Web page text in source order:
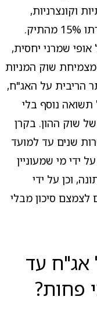
וקונצרניות,
ולצידן רכיב מנייתי קטן ומוגבל שתקרתו 15% מהתיק.
שמרני יחסית,
שוק המניות
הריבית על האג"ח,
תשואה נוסף בלי
שוק ההון. בקרן
שנים עד למועד
ידי מי שמעוניין
וכן על ידי
סיכון מבלי
אג"ח עד